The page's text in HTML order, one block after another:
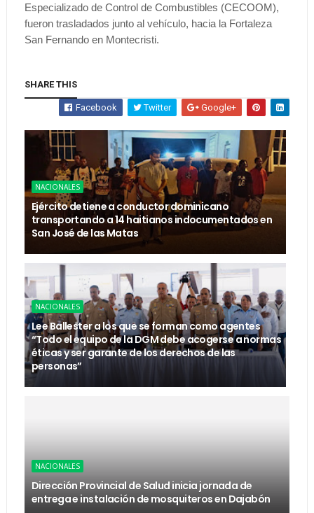
Especializado de Control de Combustibles (CECOOM),
fueron trasladados junto al vehículo, hacia la Fortaleza
San Fernando en Montecristi.
SHARE THIS
Facebook Twitter Google+
NACIONALES
Ejército detiene a conductor dominicano
transportando a 14 haitianos indocumentados en
San José de las Matas
NACIONALES
Lee Ballester a los que se forman como agentes
“Todo el equipo de la DGM debe acogerse a normas
éticas y ser garante de los derechos de las
personas”
NACIONALES
Dirección Provincial de Salud inicia jornada de
entrega e instalación de mosquiteros en Dajabón